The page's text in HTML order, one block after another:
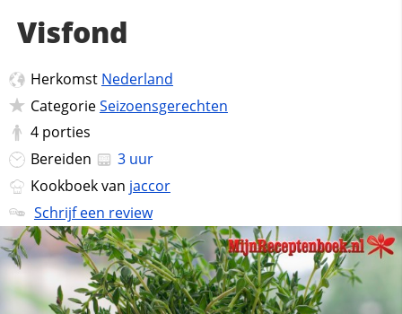
Visfond
Herkomst Nederland
CategorieSeizoensgerechten
4 porties
Bereiden
3 uur
Kookboek van jaccor
Schrijf een review